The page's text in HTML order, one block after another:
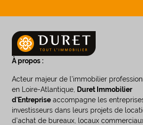
À propos :
Acteur majeur de l’immobilier
en Loire-Atlantique,
Duret Immobilier
d'Entreprise accompagne les
investisseurs dans leurs projets de
d’achat de bureaux, locaux